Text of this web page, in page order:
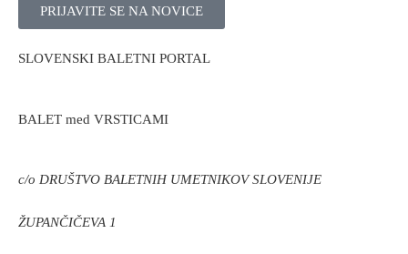
PRIJAVITE SE NA NOVICE
SLOVENSKI BALETNI PORTAL
BALET med VRSTICAMI
c/o DRUŠTVO BALETNIH UMETNIKOV SLOVENIJE
ŽUPANČIČEVA 1